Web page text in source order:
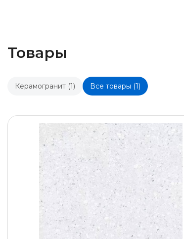
Товары
Керамогранит (1) Все товары (1)